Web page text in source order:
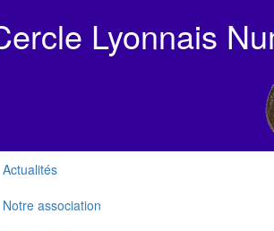
Lyonnais
Actualités
Notre association